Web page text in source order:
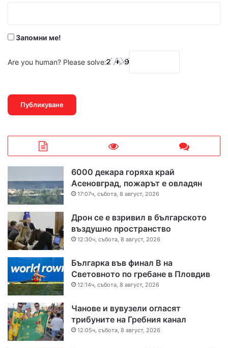
Запомни ме!
Are you human? Please solve:
6000 декара горяха край
Асеновград, пожарът е овладян
17:07ч, събота, 8 август, 2026
Дрон се е взривил в българското
въздушно пространство
12:30ч, събота, 8 август, 2026
Българка във финал B на
Световното по гребане в Пловдив
12:14ч, събота, 8 август, 2026
Чанове и вувузели огласят
трибуните на Гребния канал
12:05ч, събота, 8 август, 2026